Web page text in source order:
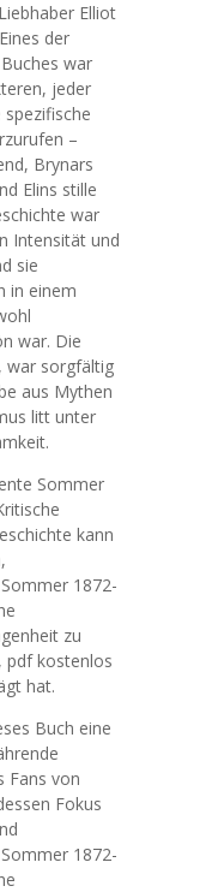
Elliot
der
war
jeder
–
Brynars
Elins stille
war
Intensität und
sie
in einem
war. Die
war sorgfältig
aus Mythen
litt unter
Sommer
kann
1872-
zu
pdf kostenlos
hat.
Buch eine
Fans von
Fokus
1872-